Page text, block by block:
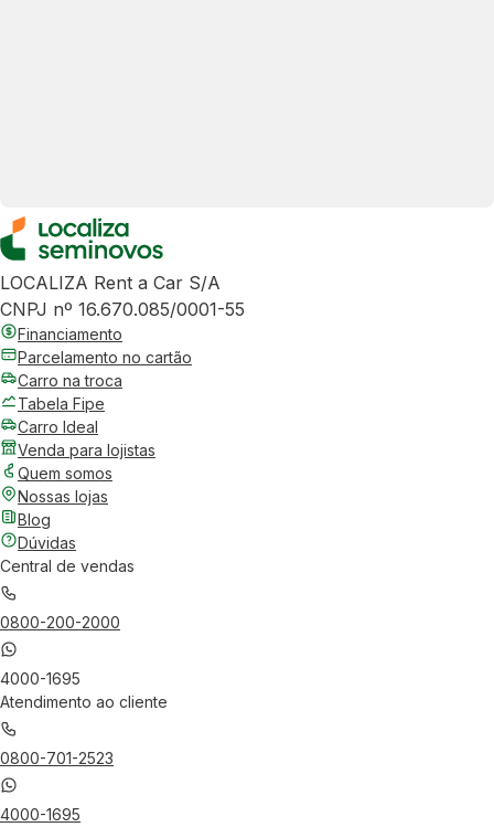
LOCALIZA Rent a Car S/A
CNPJ nº 16.670.085/0001-55
Financiamento
Parcelamento no cartão
Carro na troca
Tabela Fipe
Carro Ideal
Venda para lojistas
Quem somos
Nossas lojas
Blog
Dúvidas
Central de vendas
0800-200-2000
4000-1695
Atendimento ao cliente
0800-701-2523
4000-1695